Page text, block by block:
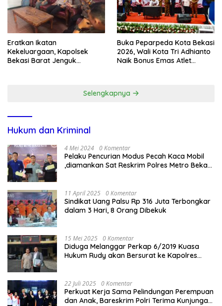
Eratkan Ikatan
Kekeluargaan, Kapolsek
Bekasi Barat Jenguk
Buka Peparpeda Kota Bekasi
2026, Wali Kota Tri Adhianto
Naik Bonus Emas Atlet
Selengkapnya
Hukum dan Kriminal
4 Mei 2024 0 Komentar
Pelaku Pencurian Modus Pecah Kaca Mobil
,diamankan Sat Reskrim Polres Metro Bekasi
11 April 2025 0 Komentar
Sindikat Uang Palsu Rp 316 Juta Terbongkar
dalam 3 Hari, 8 Orang Dibekuk
15 Mei 2025 0 Komentar
Diduga Melanggar Perkap 6/2019 Kuasa
Hukum Rudy akan Bersurat ke Kapolres
22 Juli 2025 0 Komentar
Perkuat Kerja Sama Pelindungan Perempuan
dan Anak, Bareskrim Polri Terima Kunjungan